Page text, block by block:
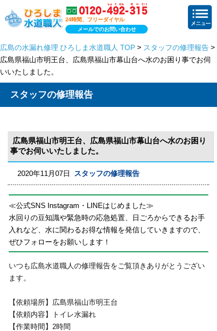
24時間、フリーダイヤル
メールでのお問い合わせ
広島の水漏れ修理 ひろしま水道職人 TOP > スタッフの修理報告 >
広島県福山市明王台、広島県福山市幕山台へ水のお困り事でお伺
いいたしました。
スタッフの修理報告
広島県福山市明王台、広島県福山市幕山台へ水のお困り
事でお伺いいたしました。
2020年11月07日 スタッフの修理報告
≪公式SNS Instagram・LINEはじめました≫
水回りの豆知識や緊急時の応急処置、日ごろからできるお手
入れなど、水に関わるお得な情報を発信していきますので、
ぜひフォローをお願いします！
いつも広島水道職人の修理報告をご覧頂きありがとうござい
ます。
【依頼場所】広島県福山市明王台
【依頼内容】トイレ水漏れ
【作業時間】2時間